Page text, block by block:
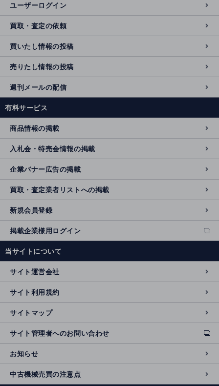
ユーザーログイン
買取・査定の依頼
買いたし情報の投稿
売りたし情報の投稿
週刊メールの配信
有料サービス
商品情報の掲載
入札会・特売会情報の掲載
企業バナー広告の掲載
買取・査定業者リストへの掲載
新規会員登録
掲載企業様用ログイン
ext
e
n
al
si
t
e
当サイトについて
サイト運営会社
サイト利用規約
サイトマップ
サイト管理者へのお問い合わせ
ext
e
r
n
al
お知らせ
中古機械売買の注意点